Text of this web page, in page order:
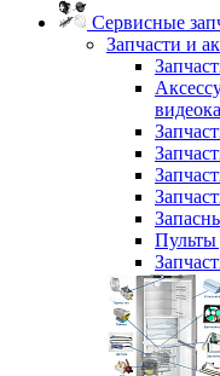
Сервисные
Запчасти и
Пульты